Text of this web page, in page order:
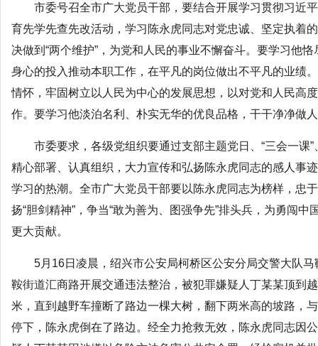
市委号召全市广大党员干部，要结合开展学习贯彻习近
育先学先查先改活动，学习陈永虎同志对党忠诚、坚定执着
决做到“两个维护”，为党和人民的事业不懈奋斗。要学习他
身心的投入推动本职工作，在平凡的岗位做出不平凡的业绩
情怀，牢固树立以人民为中心的发展思想，以对党和人民高
作。要学习他淡泊名利、朴实无华的优良品格，干干净净做
市委要求，各级党组织要通过支部主题党日、“三会一课
精心部署、认真组织，大力宣传和弘扬陈永虎同志的感人事
学习的热潮。全市广大党员干部要以陈永虎同志为榜样，忠
扬“胆剑精神”，争当“敢为善为、图强争先”排头兵，为勇闯
更大贡献。
5月16日凌晨，绍兴市公安局柯桥区公安分局交警大队
鞍街道汇商路开展交通违法整治，被犯罪嫌疑人丁某某顶到
米，直到越野车撞断了路边一棵大树，翻下两米高的坡路，
停下，陈永虎倒在了路边。经全力抢救无效，陈永虎同志因